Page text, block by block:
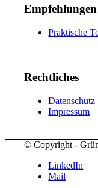
Empfehlungen
Praktische
Rechtliches
Datenschutz
Impressum
© Copyright -
LinkedIn
Mail